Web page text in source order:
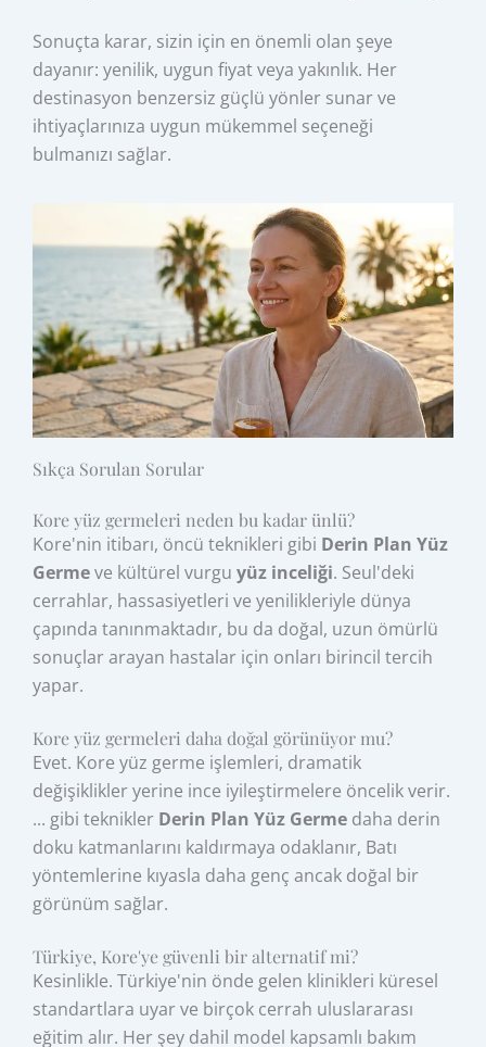
Sonuçta karar, sizin için en önemli olan şeye
dayanır: yenilik, uygun fiyat veya yakınlık. Her
destinasyon benzersiz güçlü yönler sunar ve
ihtiyaçlarınıza uygun mükemmel seçeneği
bulmanızı sağlar.
Sıkça Sorulan Sorular
Kore yüz germeleri neden bu kadar ünlü?
Kore'nin itibarı, öncü teknikleri gibi Derin Plan Yüz
Germeve kültürel vurguyüz inceliği. Seul'deki
cerrahlar, hassasiyetleri ve yenilikleriyle dünya
çapında tanınmaktadır, bu da doğal, uzun ömürlü
sonuçlar arayan hastalar için onları birincil tercih
yapar.
Kore yüz germeleri daha doğal görünüyor mu?
Evet. Kore yüz germe işlemleri, dramatik
değişiklikler yerine ince iyileştirmelere öncelik verir.
... gibi teknikler Derin Plan Yüz Germe daha derin
doku katmanlarını kaldırmaya odaklanır, Batı
yöntemlerine kıyasla daha genç ancak doğal bir
görünüm sağlar.
Türkiye, Kore'ye güvenli bir alternatif mi?
Kesinlikle. Türkiye'nin önde gelen klinikleri küresel
standartlara uyar ve birçok cerrah uluslararası
eğitim alır. Her şey dahil model kapsamlı bakım